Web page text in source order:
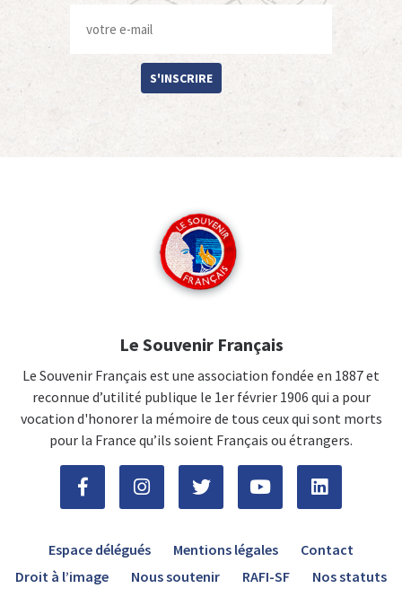
S'INSCRIRE
Le Souvenir Français
Le Souvenir Français est une association fondée en 1887 et
reconnue d’utilité publique le 1er février 1906 qui a pour
vocation d'honorer la mémoire de tous ceux qui sont morts
pour la France qu’ils soient Français ou étrangers.
Espace délégués Mentions légales
Contact
Droit à l’image
Nous soutenir RAFI-SF Nos statuts